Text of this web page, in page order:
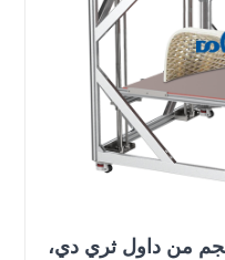
من داول ثري دي،